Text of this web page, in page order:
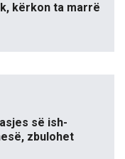
kërkon ta marrë
së ish-
zbulohet